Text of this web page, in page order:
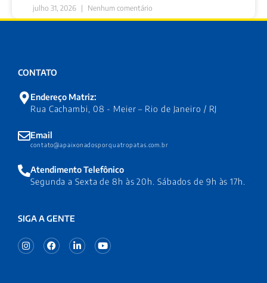
julho 31, 2026 Nenhum comentário
CONTATO
Endereço Matriz:
Rua Cachambi, 08 - Meier – Rio de Janeiro / RJ
Email
contato@apaixonadosporquatropatas.com.br
Atendimento Telefônico
Segunda a Sexta de 8h às 20h. Sábados de 9h às 17h.
SIGA A GENTE